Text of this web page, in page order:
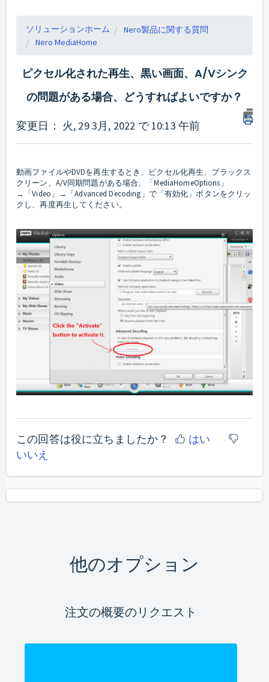
ソリューションホーム
Nero製品に関する質問
Nero MediaHome
ピクセル化された再生、黒い画面、A/Vシンク
の問題がある場合、どうすればよいですか？
変更日： 火, 29 3月, 2022 で 10:13 午前
動画ファイルやDVDを再生するとき、ピクセル化再生、ブラックス
クリーン、A/V同期問題がある場合、「MediaHomeOptions」
→「Video」→「Advanced Decoding」で「有効化」ボタンをクリッ
クし、再度再生してください。
この回答は役に立ちましたか？
はい
いいえ
他のオプション
注文の概要のリクエスト